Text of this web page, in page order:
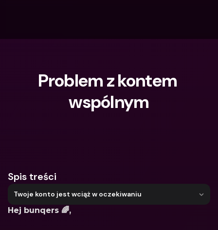
Problem z kontem
wspólnym
Spis treści
Twoje konto jest wciąż w oczekiwaniu
Hej bunqers 🌈,